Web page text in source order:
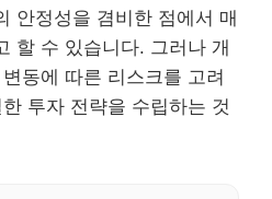
안정성을 겸비한 점에서 매
할 수 있습니다. 그러나 개
동에 따른 리스크를 고려
투자 전략을 수립하는 것